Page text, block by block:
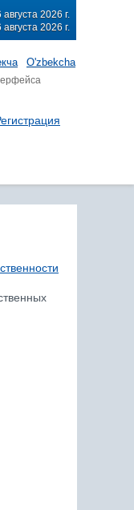
2026 г.
2026 г.
O'zbekcha